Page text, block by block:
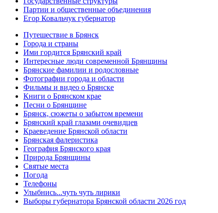
Партии и общественные объединения
Егор Ковальчук губернатор
Путешествие в Брянск
Города и страны
Ими гордится Брянский край
Интересные люди современной Брянщины
Брянские фамилии и родословные
Фотографии города и области
Фильмы и видео о Брянске
Книги о Брянском крае
Песни о Брянщине
Брянск, сюжеты о забытом времени
Брянский край глазами очевидцев
Краеведение Брянской области
Брянская фалеристика
География Брянского края
Природа Брянщины
Святые места
Погода
Телефоны
Улыбнись...чуть чуть лирики
Выборы губернатора Брянской области 2026 год